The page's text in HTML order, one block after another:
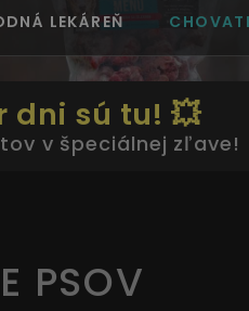
LEKÁREŇ
dni sú tu! 💥
v špeciálnej zľave!
PSOV